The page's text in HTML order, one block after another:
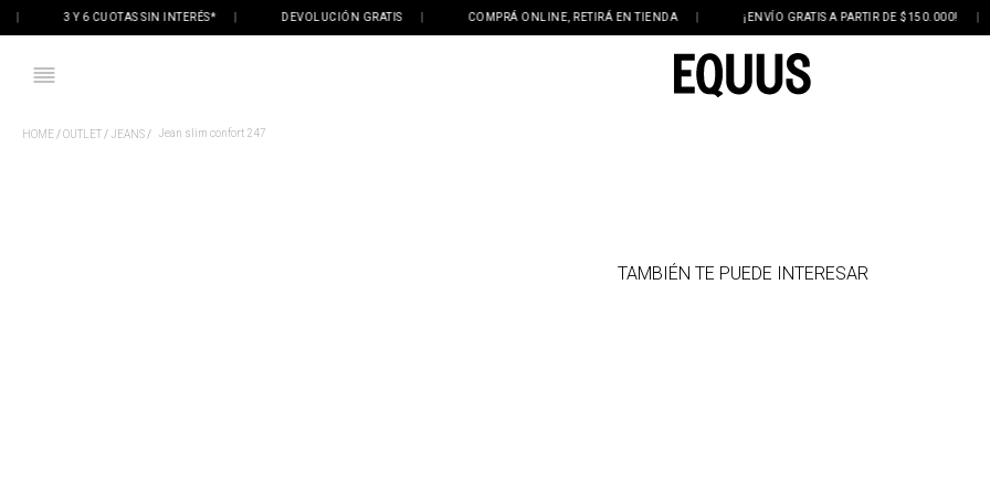
3 Y 6 CUOTAS SIN INTERÉS* | DEVOLUCIÓN GRATIS | COMPRÁ ONLINE, RETIRÁ EN TIENDA | ¡ENVÍO GRATIS A PARTIR DE $150.000! |
OUTLET JEANS Jean slim confort 247
TAMBIÉN TE PUEDE INTERESAR